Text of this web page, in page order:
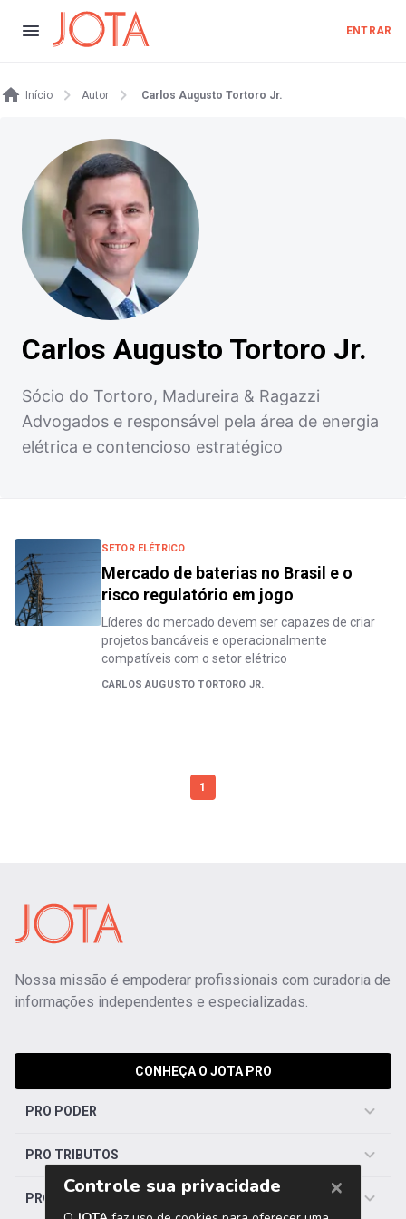
ENTRAR
Início Autor Carlos Augusto Tortoro Jr.
Carlos Augusto Tortoro Jr.
Sócio do Tortoro, Madureira & Ragazzi
Advogados e responsável pela área de energia
elétrica e contencioso estratégico
SETOR ELÉTRICO
Mercado de baterias no Brasil e o
risco regulatório em jogo
Líderes do mercado devem ser capazes de criar
projetos bancáveis e operacionalmente
compatíveis com o setor elétrico
CARLOS AUGUSTO TORTORO JR.
1
Nossa missão é empoderar profissionais com curadoria de
informações independentes e especializadas.
CONHEÇA O JOTA PRO
PRO PODER
PRO TRIBUTOS
PRO TRABALHISTA